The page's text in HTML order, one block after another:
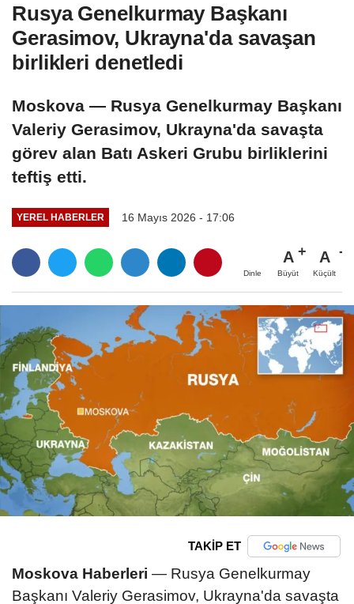
Rusya Genelkurmay Başkanı
Gerasimov, Ukrayna'da savaşan
birlikleri denetledi
Moskova — Rusya Genelkurmay Başkanı
Valeriy Gerasimov, Ukrayna'da savaşta
görev alan Batı Askeri Grubu birliklerini
teftiş etti.
YEREL HABERLER 16 Mayıs 2026 - 17:06
Dinle
A
Büyüt
A
Küçült
TAKİP ET
Moskova Haberleri — Rusya Genelkurmay
Başkanı Valeriy Gerasimov, Ukrayna'da savaşta